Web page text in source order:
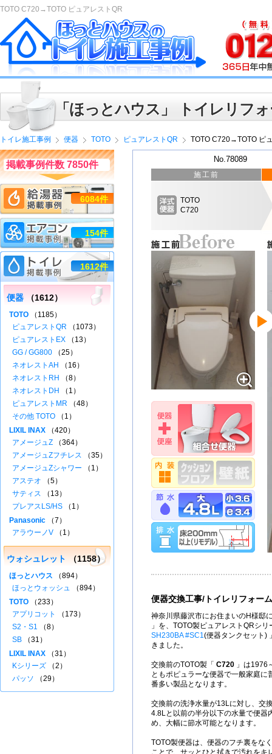
TOTO C720→TOTO ピュアレストQR
「ほっとハウス」 トイレリフ
トイレ施工事例 便器 TOTO ピュアレストQR TOTO C720→TOTO ピ
No.78089
施工前
TOTO
C720
便器交換工事/トイレリフォーム
神奈川県藤沢市にお住まいのH様邸
」を、TOTO製ピュアレストQRシ
SH230BA #SC1(便器タンクセット)
きました。
交換前のTOTO製「 C720 」は1976
ともポピュラーな便器で一般家庭に
番多い製品となります。
交換前の洗浄水量が13Lに対し、交
4.8Lと以前の半分以下の水量で便器
め、大幅に節水可能となります。
TOTO製便器は、便器のフチ裏をな
ことで、サッとひと拭きで汚れをキ
掲載事例件数 7850件
6084件
154件
1612件
便器 （1612）
TOTO （1185）
ピュアレストQR （1073）
ピュアレストEX （13）
GG / GG800 （25）
ネオレストAH
（16）
ネオレストRH
（8）
ネオレストDH
（1）
ピュアレストMR （48）
その他 TOTO （1）
LIXIL INAX （420）
アメージュZ （364）
アメージュZフチレス （35）
アメージュZシャワー （1）
アステオ （5）
サティス （13）
プレアスLS/HS （1）
Panasonic （7）
アラウーノV （1）
ウォシュレット （1158）
ほっとハウス （894）
ほっとウォッシュ （894）
TOTO （233）
アプリコット
（173）
S2・S1 （8）
SB （31）
LIXIL INAX （31）
Kシリーズ （2）
パッソ （29）